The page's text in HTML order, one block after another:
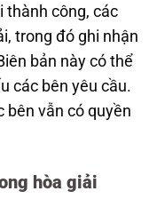
thành công, các
trong đó ghi nhận
bản này có thể
các bên yêu cầu.
bên vẫn có quyền
hòa giải